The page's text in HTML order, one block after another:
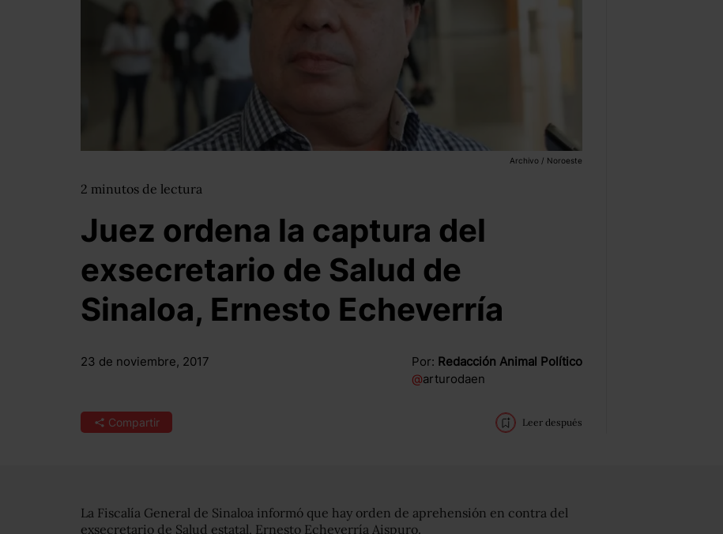
Archivo / Noroeste
2 minutos de lectura
Juez ordena la captura del
exsecretario de Salud de
Sinaloa, Ernesto Echeverría
23 de noviembre, 2017 Por: Redacción Animal Político
@arturodaen
Compartir Leer después
La Fiscalía General de Sinaloa informó que hay orden de aprehensión en contra del
exsecretario de Salud estatal, Ernesto Echeverría Aispuro.